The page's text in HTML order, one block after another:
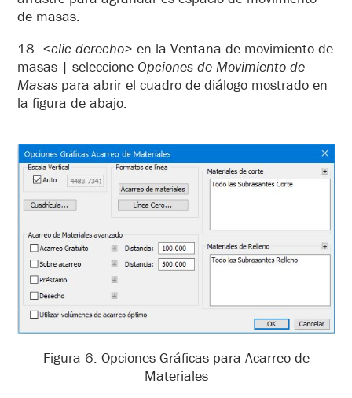
de masas.
18. <clic-derecho> en la Ventana de movimiento de
masas | seleccione Opciones de Movimiento de
Masas para abrir el cuadro de diálogo mostrado en
la figura de abajo.
Figura 6: Opciones Gráficas para Acarreo de
Materiales